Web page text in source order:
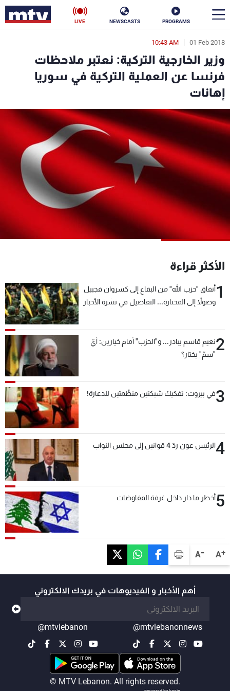
PROGRAMS
NEWSCASTS
LIVE
A+
A-
01 Feb 2018
10:43 AM
وزير الخارجية التركية: نعتبر ملاحظات
فرنسا عن العملية التركية في سوريا
إهانات
الأكثر قراءة
1أنفاق "حزب الله" من البقاع إلى كسروان فجبيل
وصولاً إلى المختارة... التفاصيل في نشرة الأخبار
2نعيم قاسم يبادر... و"الحزب" أمام خيارين: أيّ
"سمّ" يختار؟
3في بيروت: تفكيك شبكتين منظّمتين للدعارة!
4الرئيس عون ردّ 4 قوانين إلى مجلس النواب
5أخطر ما دار داخل غرفة المفاوضات
أهم الأخبار و الفيديوهات في بريدك الالكتروني
@mtvlebanonnews
@mtvlebanon
© MTV Lebanon. All rights reserved.
en
الأخبار
سياسة
إقتصاد فن
رياضة
كأس العالم
البرامج
جدول البرامج
شاهد البرامج
عن MTV
الإنـتـاج
وظائف
تواصل معنا
شروط الإسـتخدام
سياسة الخصوصية